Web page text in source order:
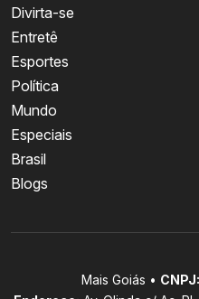
Divirta-se
Entretê
Esportes
Política
Mundo
Especiais
Brasil
Blogs
Mais Goiás • CNPJ: